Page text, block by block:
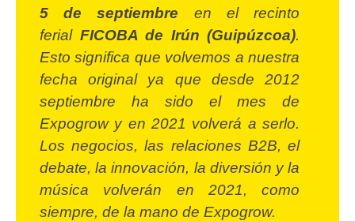
5 de septiembre en el recinto
ferial FICOBA de Irún (Guipúzcoa).
Esto significa que volvemos a nuestra
fecha original ya que desde 2012
septiembre ha sido el mes de
Expogrow y en 2021 volverá a serlo.
Los negocios, las relaciones B2B, el
debate, la innovación, la diversión y la
música volverán en 2021, como
siempre, de la mano de Expogrow.